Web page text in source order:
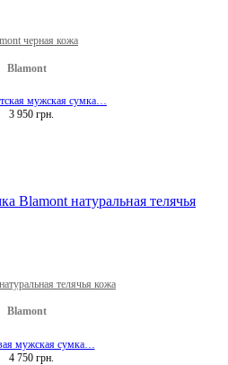
черная кожа
Blamont
мужская сумка…
3 950 грн.
телячья кожа
Blamont
мужская сумка…
4 750 грн.